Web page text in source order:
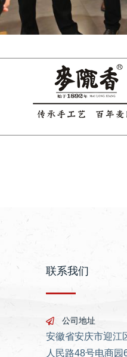
联系我们
公司地址
安徽省安庆市迎江
人民路48号电商园